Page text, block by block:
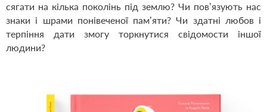
сягати на кілька поколінь під землю? Чи пов’язують нас
знаки і шрами понівеченої пам’яти? Чи здатні любов і
терпіння дати змогу торкнутися свідомости іншої
людини?